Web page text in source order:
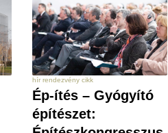
hír rendezvény cikk
Ép-ítés – Gyógyító
építészet: